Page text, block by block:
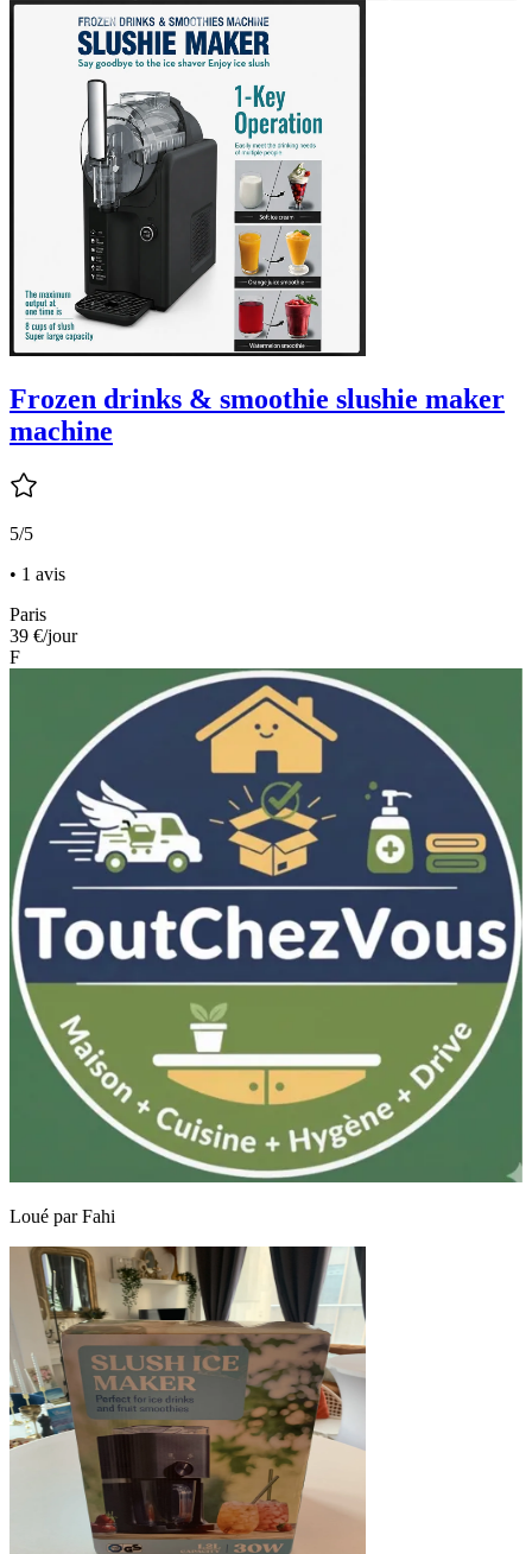
Frozen drinks & smoothie slushie maker
machine
5/5
• 1 avis
Paris
39 €/jour
F
Loué parFahi